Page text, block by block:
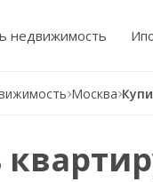
недвижимость
Москва